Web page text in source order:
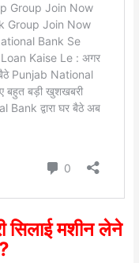
सिलाई मशीन लेने